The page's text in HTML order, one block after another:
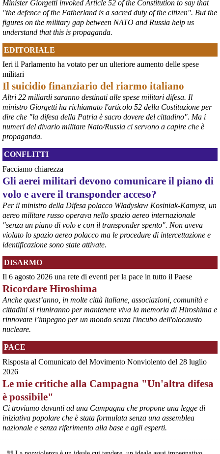
@peacelink - 6/8/2026 21:36
giornalerossoblu.it/ex-ilva-sc
Nel tavolo convocato al Ministero delle Imprese e del Made in Italy,
provvedimento straordinario per attenuare le conseguenze
economiche e sociali dello stop dell’area a caldo, invitando le
rappresentanze del territorio a presentare proposte operative.
#ILVA #Taranto
@peacelink - 6/8/2026 21:35
Ultimi cento milioni di euro per l’ex Ilva, poi non saranno più
possibili nuovi aiuti di Stato. Lo ha confermato il ministro Adolfo
Urso durante l’incontro al Mimit con le imprese dell’indotto: la
tranche conclusiva del prestito autorizzato dall’Unione europea
dovrà essere erogata entro il 9 agosto e restituita dal futuro
acquirente.
Fonte: Studio100
#ILVA
@peacelink - 6/8/2026 21:08
Il governatore di Puglia Decaro esce dal vertice al Mimit più
preoccupato di come era entrato, lamentando l’assenza di certezze
sulla procedura di gara e ribadendo la necessità di un ruolo diretto
dello Stato.
Anche il sindaco di Taranto, Bitetti, chiede un piano industriale
chiaro, garanzie sulla salute e strumenti di tutela per i lavoratori
dell’area a freddo. La Provincia parla di un tavolo “senza decisioni”.
Minister Giorgetti invoked Article 52 of the Constitution to say that
"the defence of the Fatherland is a sacred duty of the citizen". But the
figures on the military gap between NATO and Russia help us
understand that this is propaganda.
EDITORIALE
Ieri il Parlamento ha votato per un ulteriore aumento delle spese
militari
Il suicidio finanziario del riarmo italiano
Altri 22 miliardi saranno destinati alle spese militari difesa. Il
ministro Giorgetti ha richiamato l'articolo 52 della Costituzione per
dire che "la difesa della Patria è sacro dovere del cittadino". Ma i
numeri del divario militare Nato/Russia ci servono a capire che è
propaganda.
CONFLITTI
Facciamo chiarezza
Gli aerei militari devono comunicare il piano di
volo e avere il transponder acceso?
Per il ministro della Difesa polacco Władysław Kosiniak-Kamysz, un
aereo militare russo operava nello spazio aereo internazionale
"senza un piano di volo e con il transponder spento". Non aveva
violato lo spazio aereo polacco ma le procedure di intercettazione e
identificazione sono state attivate.
DISARMO
Il 6 agosto 2026 una rete di eventi per la pace in tutto il Paese
Ricordare Hiroshima
Anche quest’anno, in molte città italiane, associazioni, comunità e
cittadini si riuniranno per mantenere viva la memoria di Hiroshima e
rinnovare l’impegno per un mondo senza l'incubo dell'olocausto
nucleare.
PACE
Risposta al Comunicato del Movimento Nonviolento del 28 luglio
2026
Le mie critiche alla Campagna "Un'altra difesa
è possibile"
Ci troviamo davanti ad una Campagna che propone una legge di
iniziativa popolare che è stata formulata senza una assemblea
nazionale e senza riferimento alla base e agli esperti.